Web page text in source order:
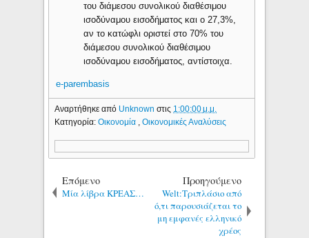
του διάμεσου συνολικού διαθέσιμου
ισοδύναμου εισοδήματος και o 27,3%,
αν το κατώφλι οριστεί στο 70% του
διάμεσου συνολικού διαθέσιμου
ισοδύναμου εισοδήματος, αντίστοιχα.
e-parembasis
Αναρτήθηκε από Unknownστις 1:00:00 μ.μ.
Κατηγορία:Οικονομία ,Οικονομικές Αναλύσεις
Επόμενο
Μία λίβρα ΚΡΕΑΣ…
Προηγούμενο
Welt:Τριπλάσιο από
ό,τι παρουσιάζεται το
μη εμφανές ελληνικό
χρέος